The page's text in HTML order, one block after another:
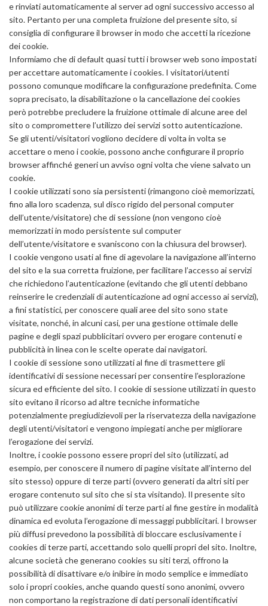
e rinviati automaticamente al server ad ogni successivo accesso al
sito. Pertanto per una completa fruizione del presente sito, si
consiglia di configurare il browser in modo che accetti la ricezione
dei cookie.
Informiamo che di default quasi tutti i browser web sono impostati
per accettare automaticamente i cookies. I visitatori/utenti
possono comunque modificare la configurazione predefinita. Come
sopra precisato, la disabilitazione o la cancellazione dei cookies
però potrebbe precludere la fruizione ottimale di alcune aree del
sito o compromettere l’utilizzo dei servizi sotto autenticazione.
Se gli utenti/visitatori vogliono decidere di volta in volta se
accettare o meno i cookie, possono anche configurare il proprio
browser affinché generi un avviso ogni volta che viene salvato un
cookie.
I cookie utilizzati sono sia persistenti (rimangono cioè memorizzati,
fino alla loro scadenza, sul disco rigido del personal computer
dell’utente/visitatore) che di sessione (non vengono cioè
memorizzati in modo persistente sul computer
dell’utente/visitatore e svaniscono con la chiusura del browser).
I cookie vengono usati al fine di agevolare la navigazione all’interno
del sito e la sua corretta fruizione, per facilitare l’accesso ai servizi
che richiedono l’autenticazione (evitando che gli utenti debbano
reinserire le credenziali di autenticazione ad ogni accesso ai servizi),
a fini statistici, per conoscere quali aree del sito sono state
visitate, nonché, in alcuni casi, per una gestione ottimale delle
pagine e degli spazi pubblicitari ovvero per erogare contenuti e
pubblicità in linea con le scelte operate dai navigatori.
I cookie di sessione sono utilizzati al fine di trasmettere gli
identificativi di sessione necessari per consentire l’esplorazione
sicura ed efficiente del sito. I cookie di sessione utilizzati in questo
sito evitano il ricorso ad altre tecniche informatiche
potenzialmente pregiudizievoli per la riservatezza della navigazione
degli utenti/visitatori e vengono impiegati anche per migliorare
l’erogazione dei servizi.
Inoltre, i cookie possono essere propri del sito (utilizzati, ad
esempio, per conoscere il numero di pagine visitate all’interno del
sito stesso) oppure di terze parti (ovvero generati da altri siti per
erogare contenuto sul sito che si sta visitando). Il presente sito
può utilizzare cookie anonimi di terze parti al fine gestire in modalità
dinamica ed evoluta l’erogazione di messaggi pubblicitari. I browser
più diffusi prevedono la possibilità di bloccare esclusivamente i
cookies di terze parti, accettando solo quelli propri del sito. Inoltre,
alcune società che generano cookies su siti terzi, offrono la
possibilità di disattivare e/o inibire in modo semplice e immediato
solo i propri cookies, anche quando questi sono anonimi, ovvero
non comportano la registrazione di dati personali identificativi